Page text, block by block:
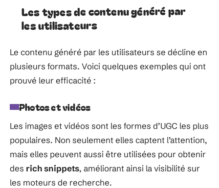
Les types de contenu généré par
les utilisateurs
Le contenu généré par les utilisateurs se décline en
plusieurs formats. Voici quelques exemples qui ont
prouvé leur efficacité :
Photos et vidéos
Les images et vidéos sont les formes d’UGC les plus
populaires. Non seulement elles captent l’attention,
mais elles peuvent aussi être utilisées pour obtenir
des rich snippets, améliorant ainsi la visibilité sur
les moteurs de recherche.